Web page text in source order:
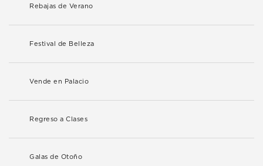
Rebajas de Verano
Festival de Belleza
Vende en Palacio
Regreso a Clases
Galas de Otoño